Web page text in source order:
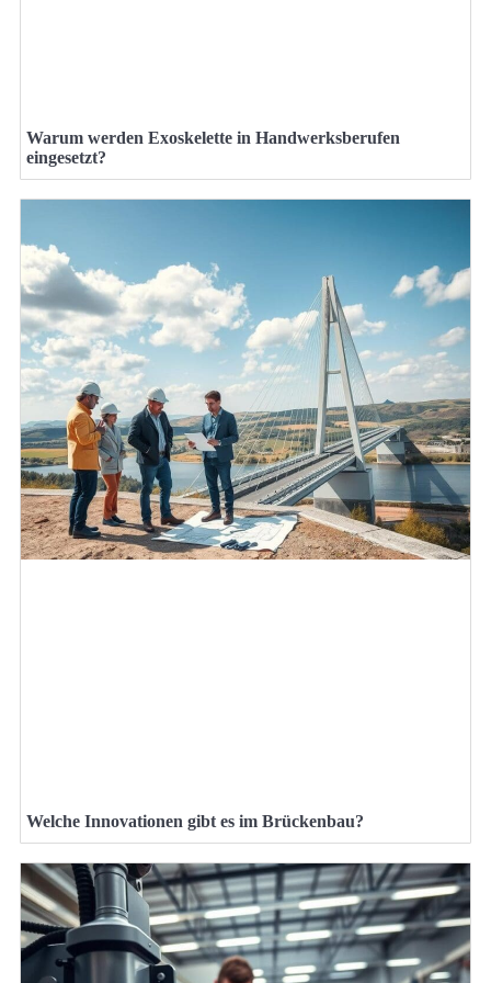
Warum werden Exoskelette in Handwerksberufen
eingesetzt?
Welche Innovationen gibt es im Brückenbau?